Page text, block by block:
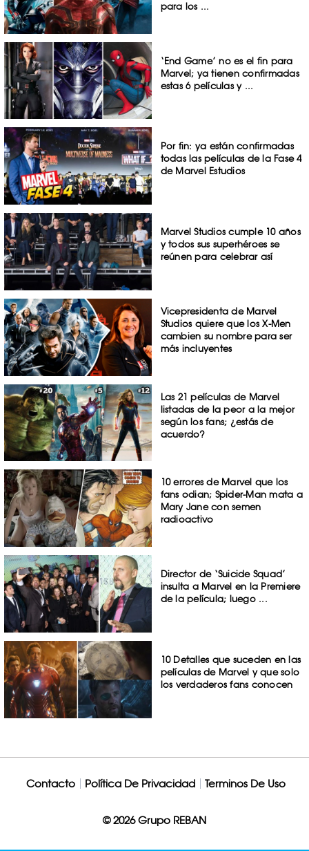
para los ...
‘End Game’ no es el fin para
Marvel; ya tienen confirmadas
estas 6 películas y ...
Por fin: ya están confirmadas
todas las películas de la Fase 4
de Marvel Estudios
Marvel Studios cumple 10 años
y todos sus superhéroes se
reúnen para celebrar así
Vicepresidenta de Marvel
Studios quiere que los X-Men
cambien su nombre para ser
más incluyentes
Las 21 películas de Marvel
listadas de la peor a la mejor
según los fans; ¿estás de
acuerdo?
10 errores de Marvel que los
fans odian; Spider-Man mata a
Mary Jane con semen
radioactivo
Director de ‘Suicide Squad’
insulta a Marvel en la Premiere
de la película; luego ...
10 Detalles que suceden en las
películas de Marvel y que solo
los verdaderos fans conocen
Contacto Política De Privacidad Terminos De Uso
© 2026 Grupo REBAN